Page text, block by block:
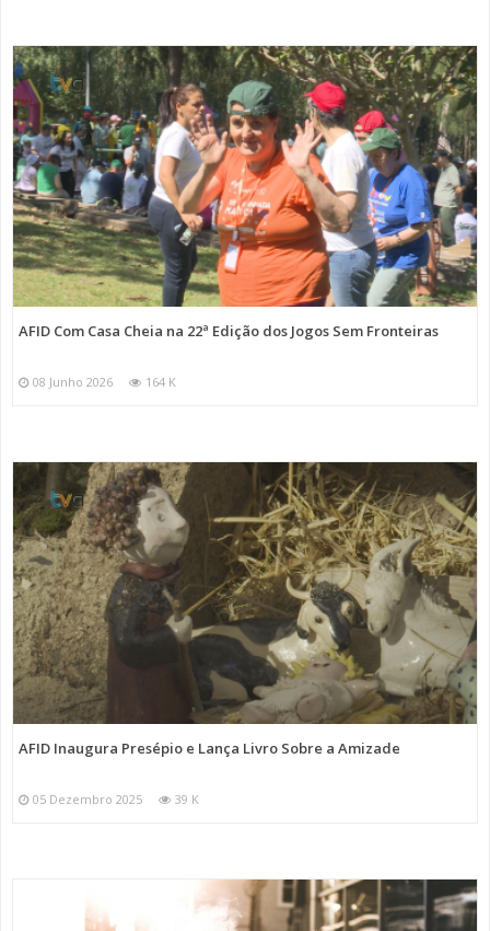
AFID Com Casa Cheia na 22ª Edição dos Jogos Sem Fronteiras
08 Junho 2026 164 K
AFID Inaugura Presépio e Lança Livro Sobre a Amizade
05 Dezembro 2025 39 K